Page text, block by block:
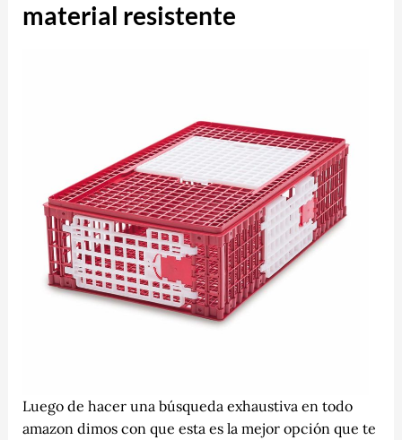
material resistente
Luego de hacer una búsqueda exhaustiva en todo
amazon dimos con que esta es la mejor opción que te